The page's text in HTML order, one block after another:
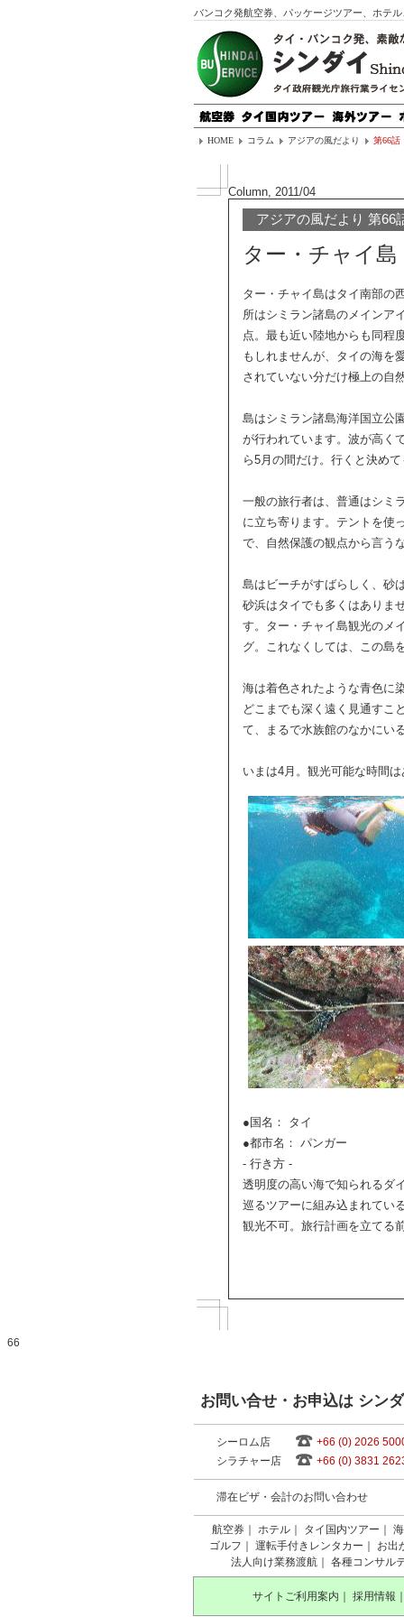
バンコク発航空券、パッケージツアー、ホテ
HOME コラム アジアの風だより 第66話
Column, 2011/04
アジアの風だより 第66
ター・チャイ島
ター・チャイ島はタイ南部の
所はシミラン諸島のメインア
点。最も近い陸地からも同程
もしれませんが、タイの海を
されていない分だけ極上の自
島はシミラン諸島海洋国立公
が行われています。波が高く
ら5月の間だけ。行くと決め
一般の旅行者は、普通はシミ
に立ち寄ります。テントを使
で、自然保護の観点から言う
島はビーチがすばらしく、砂
砂浜はタイでも多くはありま
す。ター・チャイ島観光のメ
グ。これなくしては、この島
海は着色されたような青色に
どこまでも深く遠く見通すこ
て、まるで水族館のなかにい
いまは4月。観光可能な時間
●国名： タイ
●都市名： パンガー
- 行き方 -
透明度の高い海で知られるダ
巡るツアーに組み込まれてい
観光不可。旅行計画を立てる
66
お問い合せ・お申込は シン
シーロム店
+66 (0) 2026
シラチャー店
+66 (0) 3831
滞在ビザ・会計のお問い合わせ
航空券 ホテル タイ国内ツアー
ゴルフ
運転手付きレンタカー
お出
法人向け業務渡航
各種コンサル
サイトご利用案内 採用情報